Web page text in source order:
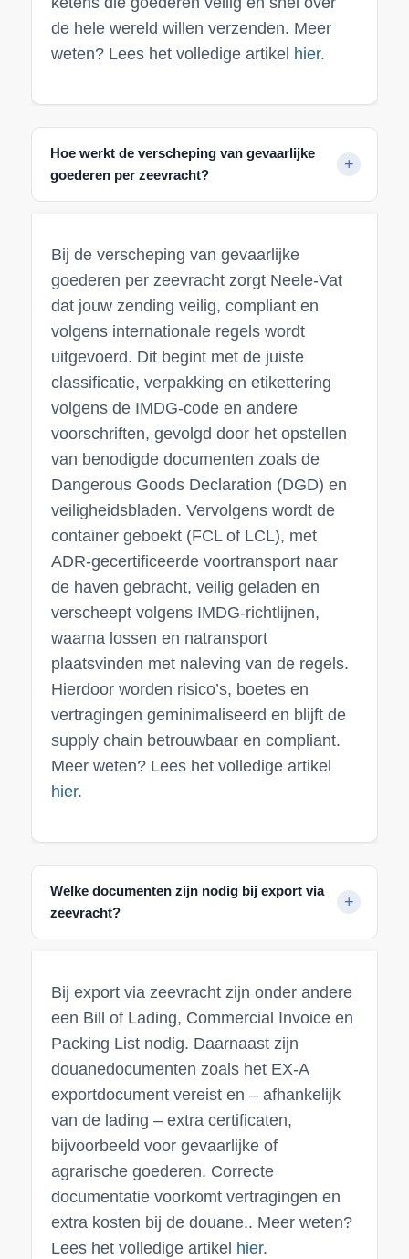
de hele wereld willen verzenden. Meer
weten? Lees het volledige artikel hier.
Hoe werkt de verscheping van gevaarlijke
goederen per zeevracht?
Bij de verscheping van gevaarlijke
goederen per zeevracht zorgt Neele-Vat
dat jouw zending veilig, compliant en
volgens internationale regels wordt
uitgevoerd. Dit begint met de juiste
classificatie, verpakking en etikettering
volgens de IMDG-code en andere
voorschriften, gevolgd door het opstellen
van benodigde documenten zoals de
Dangerous Goods Declaration (DGD) en
veiligheidsbladen. Vervolgens wordt de
container geboekt (FCL of LCL), met
ADR-gecertificeerde voortransport naar
de haven gebracht, veilig geladen en
verscheept volgens IMDG-richtlijnen,
waarna lossen en natransport
plaatsvinden met naleving van de regels.
Hierdoor worden risico’s, boetes en
vertragingen geminimaliseerd en blijft de
supply chain betrouwbaar en compliant.
Meer weten? Lees het volledige artikel
hier.
Welke documenten zijn nodig bij export via
zeevracht?
Bij export via zeevracht zijn onder andere
een Bill of Lading, Commercial Invoice en
Packing List nodig. Daarnaast zijn
douanedocumenten zoals het EX-A
exportdocument vereist en – afhankelijk
van de lading – extra certificaten,
bijvoorbeeld voor gevaarlijke of
agrarische goederen. Correcte
documentatie voorkomt vertragingen en
extra kosten bij de douane.. Meer weten?
Lees het volledige artikel hier.